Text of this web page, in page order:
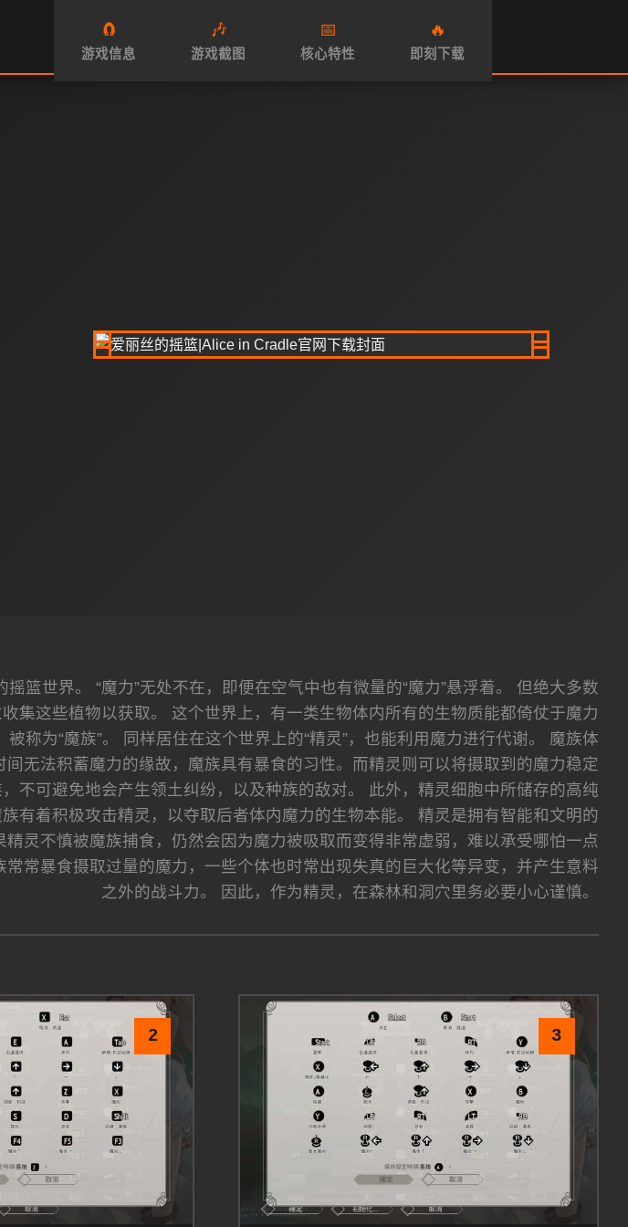
🧲
游戏信息
🎶
游戏截图
📅
核心特性
🔥
即刻下载
篮世界。 “魔力”无处不在，即便在空气中也有微量的“魔力”悬浮着。 但绝大多数
集这些植物以获取。 这个世界上，有一类生物体内所有的生物质能都倚仗于魔力
称为“魔族”。 同样居住在这个世界上的“精灵”，也能利用魔力进行代谢。 魔族体
无法积蓄魔力的缘故，魔族具有暴食的习性。而精灵则可以将摄取到的魔力稳定
不可避免地会产生领土纠纷，以及种族的敌对。 此外，精灵细胞中所储存的高纯
有着积极攻击精灵，以夺取后者体内魔力的生物本能。 精灵是拥有智能和文明的
灵不慎被魔族捕食，仍然会因为魔力被吸取而变得非常虚弱，难以承受哪怕一点
常暴食摄取过量的魔力，一些个体也时常出现失真的巨大化等异变，并产生意料
之外的战斗力。 因此，作为精灵，在森林和洞穴里务必要小心谨慎。
2 3